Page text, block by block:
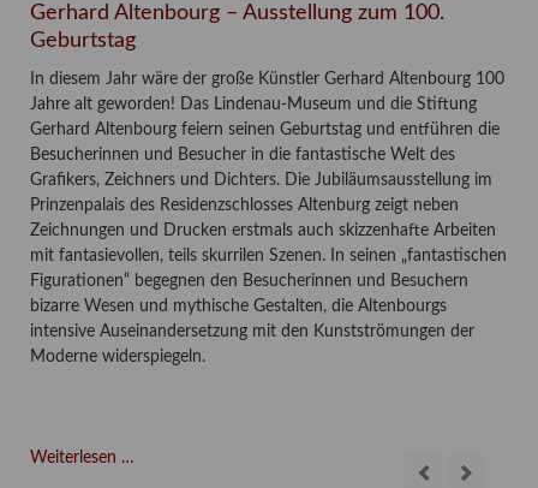
Gerhard Altenbourg – Ausstellung zum 100.
Geburtstag
In diesem Jahr wäre der große Künstler Gerhard Altenbourg 100
Jahre alt geworden! Das Lindenau-Museum und die Stiftung
Gerhard Altenbourg feiern seinen Geburtstag und entführen die
Besucherinnen und Besucher in die fantastische Welt des
Grafikers, Zeichners und Dichters. Die Jubiläumsausstellung im
Prinzenpalais des Residenzschlosses Altenburg zeigt neben
Zeichnungen und Drucken erstmals auch skizzenhafte Arbeiten
mit fantasievollen, teils skurrilen Szenen. In seinen „fantastischen
Figurationen“ begegnen den Besucherinnen und Besuchern
bizarre Wesen und mythische Gestalten, die Altenbourgs
intensive Auseinandersetzung mit den Kunstströmungen der
Moderne widerspiegeln.
Weiterlesen …